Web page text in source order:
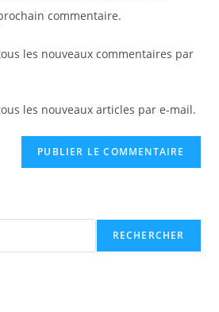
commentaire.
les nouveaux commentaires par
les nouveaux articles par e-mail.
RECHERCHER